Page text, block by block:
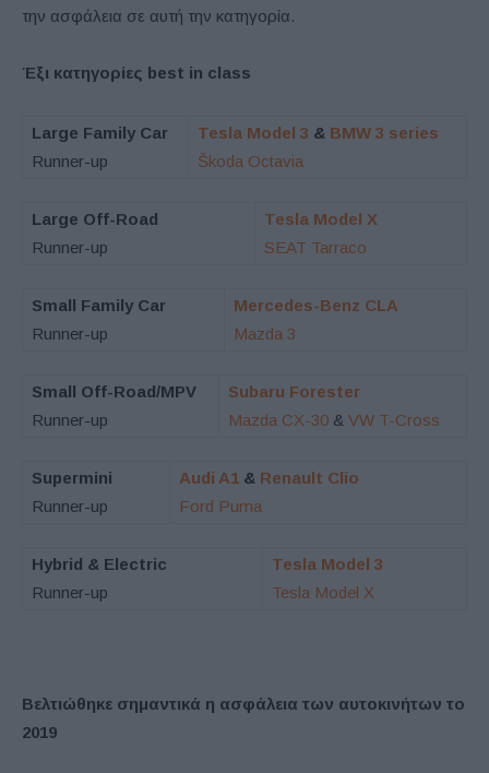
την ασφάλεια σε αυτή την κατηγορία.
Έξι κατηγορίες best in class
Large Family Car
Runner-up
Tesla Model 3 & BMW 3 series
Škoda Octavia
Large Off-Road
Runner-up
Tesla Model X
SEAT Tarraco
Small Family Car
Runner-up
Mercedes-Benz CLA
Mazda 3
Small Off-Road/MPV
Runner-up
Subaru Forester
Mazda CX-30 & VW T-Cross
Supermini
Runner-up
Audi A1 & Renault Clio
Ford Puma
Hybrid & Electric
Runner-up
Tesla Model 3
Tesla Model X
Βελτιώθηκε σημαντικά η ασφάλεια των αυτοκινήτων το
2019